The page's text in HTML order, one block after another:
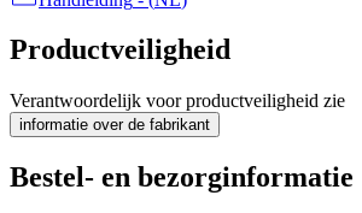
Productveiligheid
Verantwoordelijk voor productveiligheid zie
informatie over de fabrikant
Bestel- en bezorginformatie